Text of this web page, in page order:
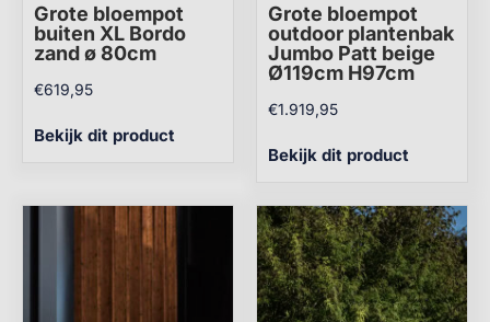
Grote bloempot
buiten XL Bordo
zand ø 80cm
€619,95
Bekijk dit product
Grote bloempot
outdoor plantenbak
Jumbo Patt beige
Ø119cm H97cm
€1.919,95
Bekijk dit product